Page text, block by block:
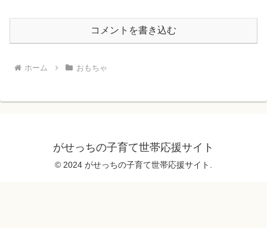
コメントを書き込む
ホーム おもちゃ
がせっちの子育て世帯応援サイト
© 2024 がせっちの子育て世帯応援サイト.